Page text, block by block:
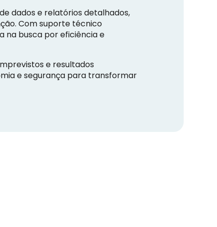
dados e relatórios detalhados,
Com suporte técnico
na busca por eficiência e
e resultados
e segurança para transformar